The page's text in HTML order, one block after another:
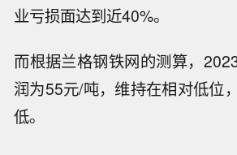
业亏损面达到近40%。
而根据兰格钢铁网的测算，
润为55元/吨，维持在相对低位
低。